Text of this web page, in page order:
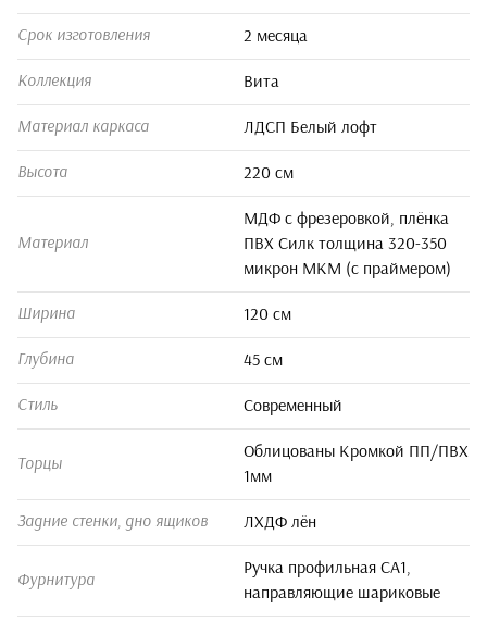
Срок изготовления 2 месяца
Коллекция Вита
Материал каркаса ЛДСП Белый лофт
Высота 220 см
Материал
МДФ с фрезеровкой, плёнка
ПВХ Силк толщина 320-350
микрон МКМ (с праймером)
Ширина 120 см
Глубина 45 см
Стиль Современный
Торцы
Облицованы Кромкой ПП/ПВХ
1мм
Задние стенки, дно ящиков ЛХДФ лён
Фурнитура
Ручка профильная СА1,
направляющие шариковые